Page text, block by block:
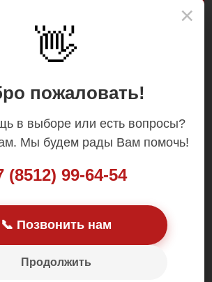
×
👋
пожаловать!
в выборе или есть вопросы?
Мы будем рады Вам помочь!
(8512) 99-64-54
📞 Позвонить нам
Продолжить
1 000.00 р.
фото - лом крепления
катушка рабочая.
в кредит!